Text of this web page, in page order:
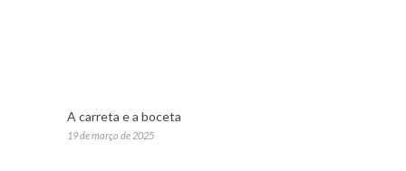
A carreta e a boceta
19 de março de 2025